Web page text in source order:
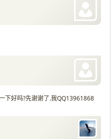
下好吗?先谢谢了.我QQ13961868